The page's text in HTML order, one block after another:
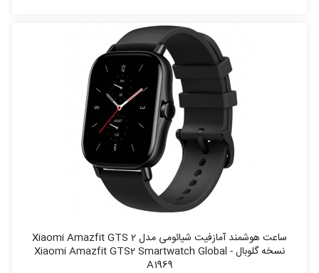
ساعت هوشمند آمازفیت شیائومی مدل Xiaomi Amazfit GTS 2
نسخه گلوبال - Xiaomi Amazfit GTS2 Smartwatch Global
A1969